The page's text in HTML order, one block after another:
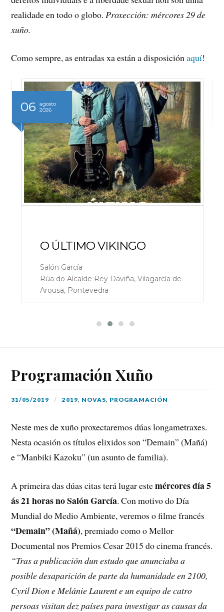
realidade en todo o globo. Proxección: mércores 29 de
xuño.
Como sempre, as entradas xa están a disposiciónaquí!
06
agosto
2026
O ÚLTIMO VIKINGO
Salón García
Rúa do Alcalde Rey Daviña, Vilagarcía de
Arousa, Pontevedra
Programación Xuño
31/05/2019 2019, NOVAS, PROGRAMACIÓN
Neste mes de xuño proxectaremos dúas longametraxes.
Nesta ocasión os títulos elixidos son “Demain” (Mañá)
e “Manbiki Kazoku” (un asunto de familia).
A primeira das dúas citas terá lugar estemércores día 5
ás 21 horas no Salón García. Con motivo do Día
Mundial do Medio Ambiente, veremos o filme francés
“Demain” (Mañá), premiado como o Mellor
Documental nos Premios Cesar 2015 do cinema francés.
“Tras a publicación dun estudo que anunciaba a
posible desaparición de parte da humanidade en 2100,
Cyril Dion e Melánie Laurent e un equipo de catro
persoas visitan dez países para investigar as causas da